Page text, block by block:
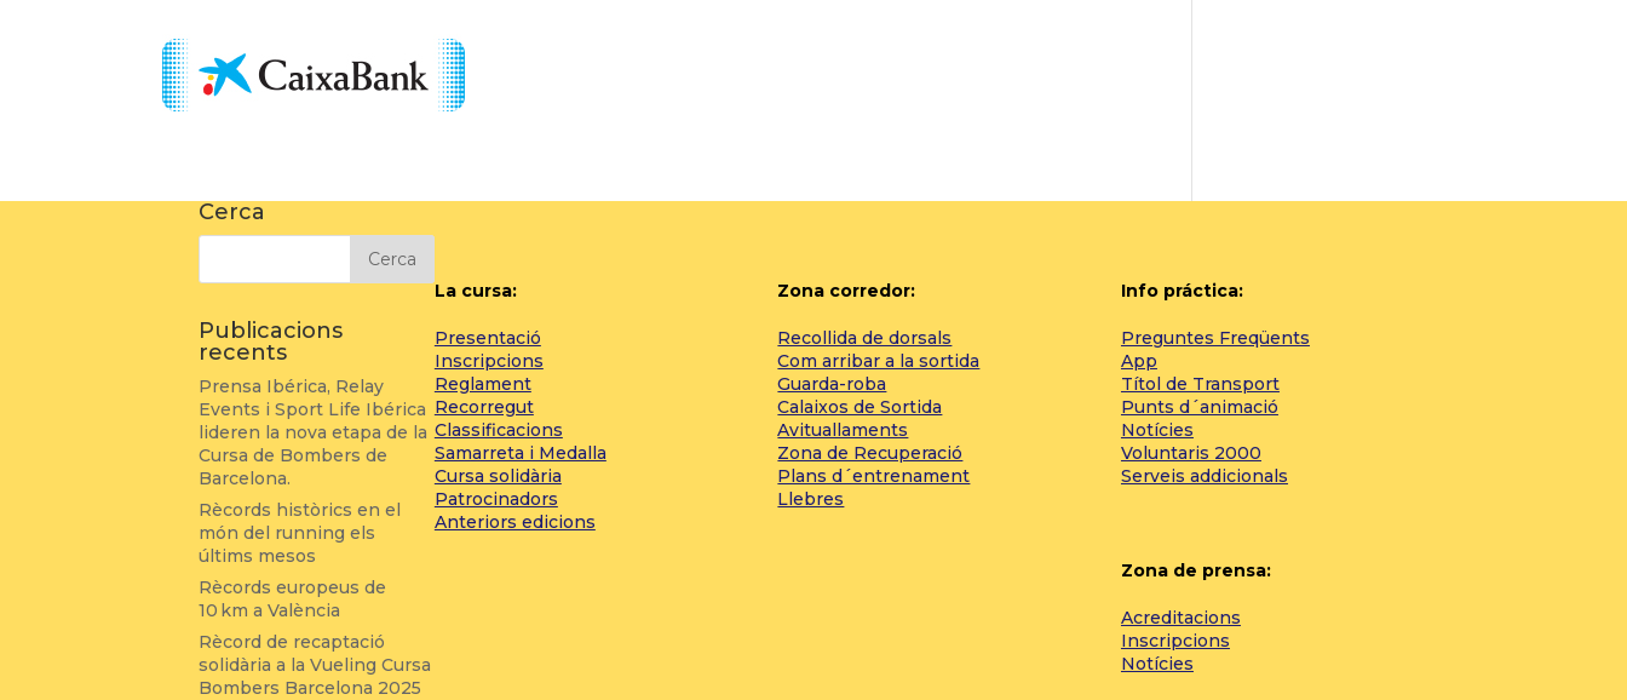
Cerca
Publicacions
recents
Prensa Ibérica, Relay
Events i Sport Life Ibérica
lideren la nova etapa de la
Cursa de Bombers de
Barcelona.
Rècords històrics en el
món del running els
últims mesos
Rècords europeus de
10 km a València
Rècord de recaptació
solidària a la Vueling Cursa
Bombers Barcelona 2025
La cursa:
Presentació
Inscripcions
Reglament
Recorregut
Classificacions
Samarreta i Medalla
Cursa solidària
Patrocinadors
Anteriors edicions
Zona corredor:
Recollida de dorsals
Com arribar a la sortida
Guarda-roba
Calaixos de Sortida
Avituallaments
Zona de Recuperació
Plans d´entrenament
Llebres
Info práctica:
Preguntes Freqüents
App
Títol de Transport
Punts d´animació
Notícies
Voluntaris 2000
Serveis addicionals
Zona de prensa:
Acreditacions
Inscripcions
Notícies